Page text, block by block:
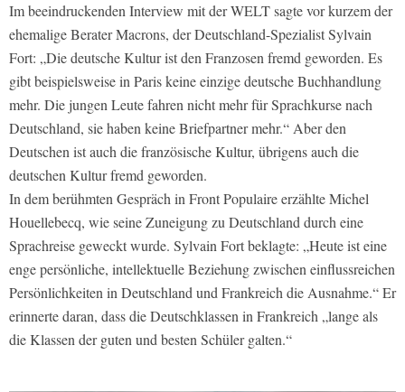
Im beeindruckenden Interview mit der WELT sagte vor kurzem der
ehemalige Berater Macrons, der Deutschland-Spezialist Sylvain
Fort: „Die deutsche Kultur ist den Franzosen fremd geworden. Es
gibt beispielsweise in Paris keine einzige deutsche Buchhandlung
mehr. Die jungen Leute fahren nicht mehr für Sprachkurse nach
Deutschland, sie haben keine Briefpartner mehr.“ Aber den
Deutschen ist auch die französische Kultur, übrigens auch die
deutschen Kultur fremd geworden.
In dem berühmten Gespräch in Front Populaire erzählte Michel
Houellebecq, wie seine Zuneigung zu Deutschland durch eine
Sprachreise geweckt wurde. Sylvain Fort beklagte: „Heute ist eine
enge persönliche, intellektuelle Beziehung zwischen einflussreichen
Persönlichkeiten in Deutschland und Frankreich die Ausnahme.“ Er
erinnerte daran, dass die Deutschklassen in Frankreich „lange als
die Klassen der guten und besten Schüler galten.“